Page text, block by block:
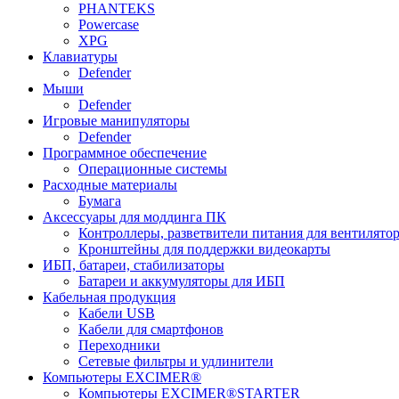
PHANTEKS
Powercase
XPG
Клавиатуры
Defender
Мыши
Defender
Игровые манипуляторы
Defender
Программное обеспечение
Операционные системы
Расходные материалы
Бумага
Аксессуары для моддинга ПК
Контроллеры, разветвители питания для
Кронштейны для поддержки видеокарты
ИБП, батареи, стабилизаторы
Батареи и аккумуляторы для ИБП
Кабельная продукция
Кабели USB
Кабели для смартфонов
Переходники
Сетевые фильтры и удлинители
Компьютеры EXCIMER®
Компьютеры EXCIMER®STARTER